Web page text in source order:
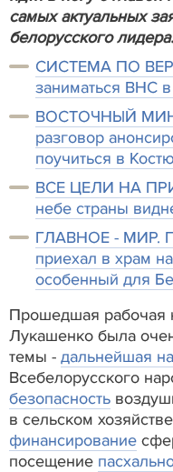
самых актуальных
белорусского лидера.
СИСТЕМА ПО
заниматься ВНС
ВОСТОЧНЫЙ
разговор
поучиться в
ВСЕ ЦЕЛИ НА
небе страны
ГЛАВНОЕ - МИР.
приехал в храм
особенный для
Прошедшая рабочая
Лукашенко была
темы - дальнейшая
Всебелорусского
безопасность
в сельском
финансирование
посещение